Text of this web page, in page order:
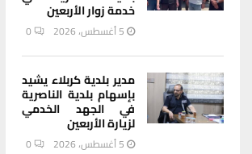
خدمة زوار الأربعين
5 أغسطس، 2026 0
مدير بلدية كربلاء يشيد
بإسهام بلدية الناصرية
في الجهد الخدمي
لزيارة الأربعين
5 أغسطس، 2026 0